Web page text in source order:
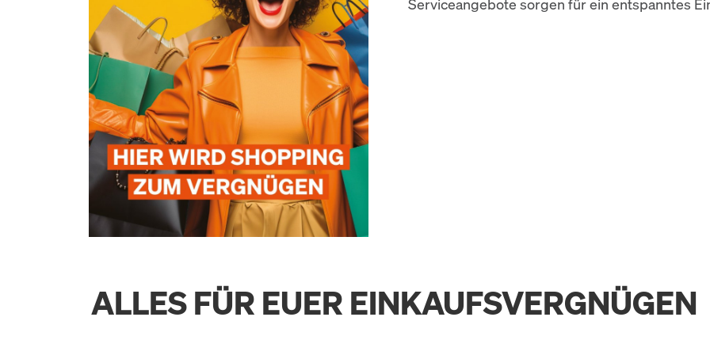
Serviceangebote sorgen für ein entspanntes
ALLES FÜR EUER EINKAUFSVERGNÜGEN